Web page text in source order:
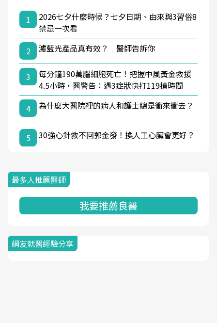
1
2026七夕什麼時候？七夕日期、由來與3習俗8
禁忌一次看
2
濾藍光產品真有效？ 醫師告訴你
3
每分鐘190萬腦細胞死亡！把握中風黃金救援
4.5小時，醫警告：遇3症狀快打119搶時間
4
為什麼大醫院裡的病人和護士總是衝來衝去？
5 30強心針救不回郭金發！換人工心臟會更好？
最多人推薦醫師
我要推薦良醫
網友就醫經驗分享